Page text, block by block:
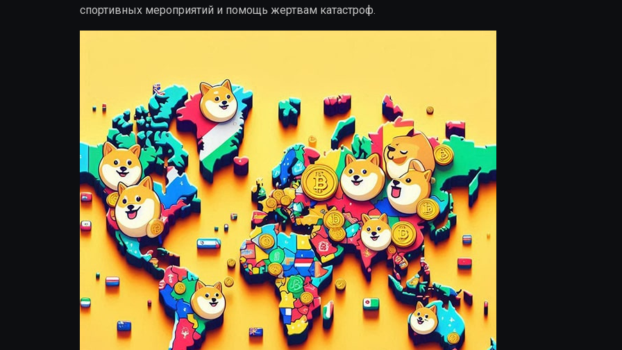
спортивных мероприятий и помощь жертвам катастроф.